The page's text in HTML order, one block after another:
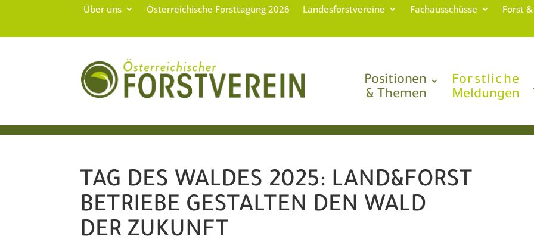
Über uns Österreichische Forsttagung 2026 Landesforstvereine Fachausschüsse Forst
Positionen
& Themen
Forstliche
Meldungen
TAG DES WALDES 2025: LAND&FORST
BETRIEBE GESTALTEN DEN WALD
DER ZUKUNFT